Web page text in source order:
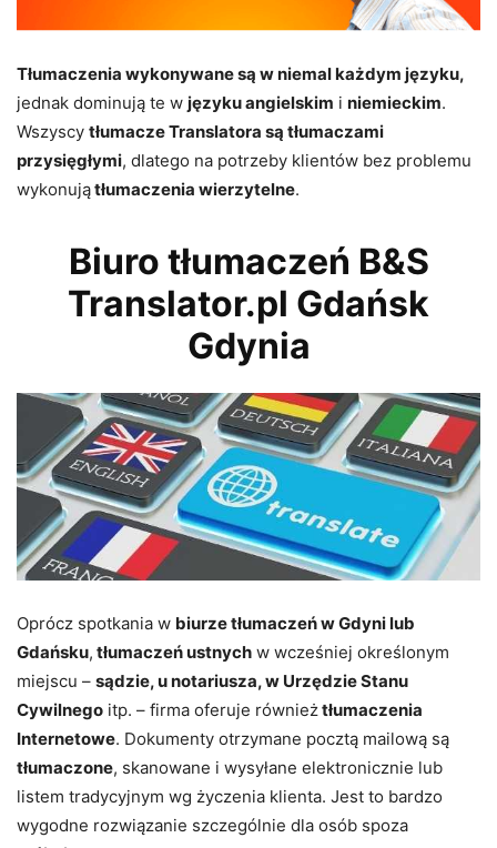
Tłumaczenia wykonywane są w niemal każdym języku,
jednak dominują te w języku angielskim i niemieckim.
Wszyscy tłumacze Translatora są tłumaczami
przysięgłymi, dlatego na potrzeby klientów bez problemu
wykonujątłumaczenia wierzytelne.
Biuro tłumaczeń B&S
Translator.pl Gdańsk
Gdynia
Oprócz spotkania w biurze tłumaczeń w Gdyni lub
Gdańsku, tłumaczeń ustnych w wcześniej określonym
miejscu – sądzie, u notariusza, w Urzędzie Stanu
Cywilnego itp. – firma oferuje równieżtłumaczenia
Internetowe. Dokumenty otrzymane pocztą mailową są
tłumaczone, skanowane i wysyłane elektronicznie lub
listem tradycyjnym wg życzenia klienta. Jest to bardzo
wygodne rozwiązanie szczególnie dla osób spoza